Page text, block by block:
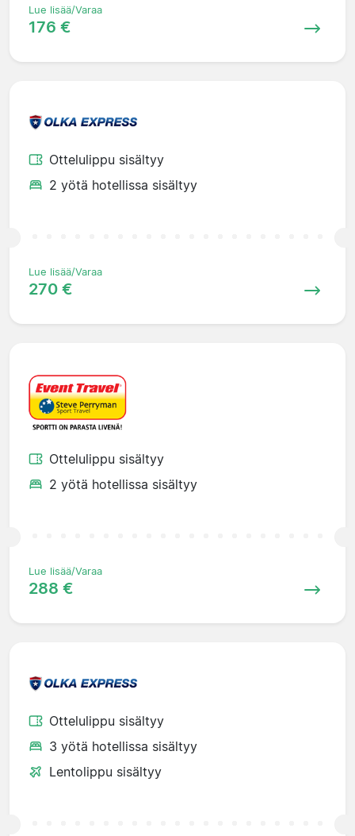
Lue lisää/Varaa
176 €
Ottelulippu sisältyy
2 yötä hotellissa sisältyy
Lue lisää/Varaa
270 €
Ottelulippu sisältyy
2 yötä hotellissa sisältyy
Lue lisää/Varaa
288 €
Ottelulippu sisältyy
3 yötä hotellissa sisältyy
Lentolippu sisältyy